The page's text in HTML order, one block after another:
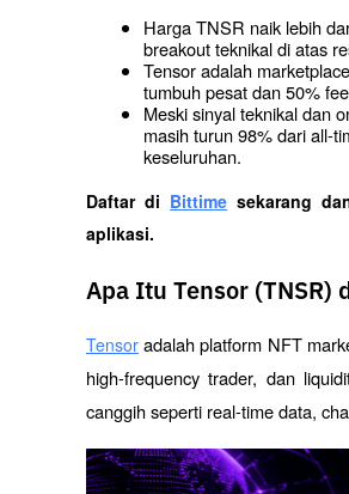
Harga TNSR naik lebih
breakout teknikal di atas
Tensor adalah
tumbuh pesat dan 50%
Meski sinyal teknikal dan
masih turun 98% dari all-
keseluruhan.
Daftar di Bittime sekarang
aplikasi.
Apa Itu Tensor (TNSR)
Tensor adalah platform NFT
high-frequency trader, dan
canggih seperti real-time data,